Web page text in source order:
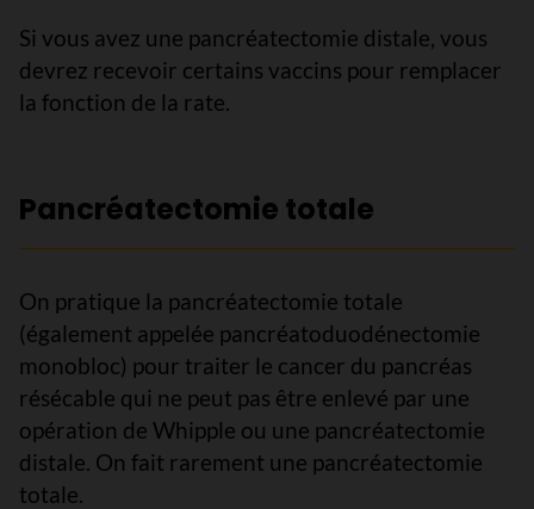
Si vous avez une pancréatectomie distale, vous
devrez recevoir certains vaccins pour remplacer
la fonction de la rate.
Pancréatectomie totale
On pratique la pancréatectomie totale
(également appelée pancréatoduodénectomie
monobloc) pour traiter le cancer du pancréas
résécable qui ne peut pas être enlevé par une
opération de Whipple ou une pancréatectomie
distale. On fait rarement une pancréatectomie
totale.